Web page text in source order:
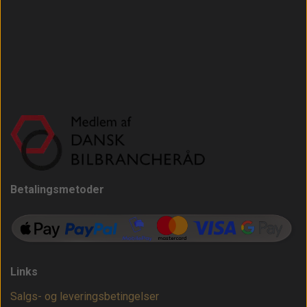
Betalingsmetoder
Links
Salgs- og leveringsbetingelser